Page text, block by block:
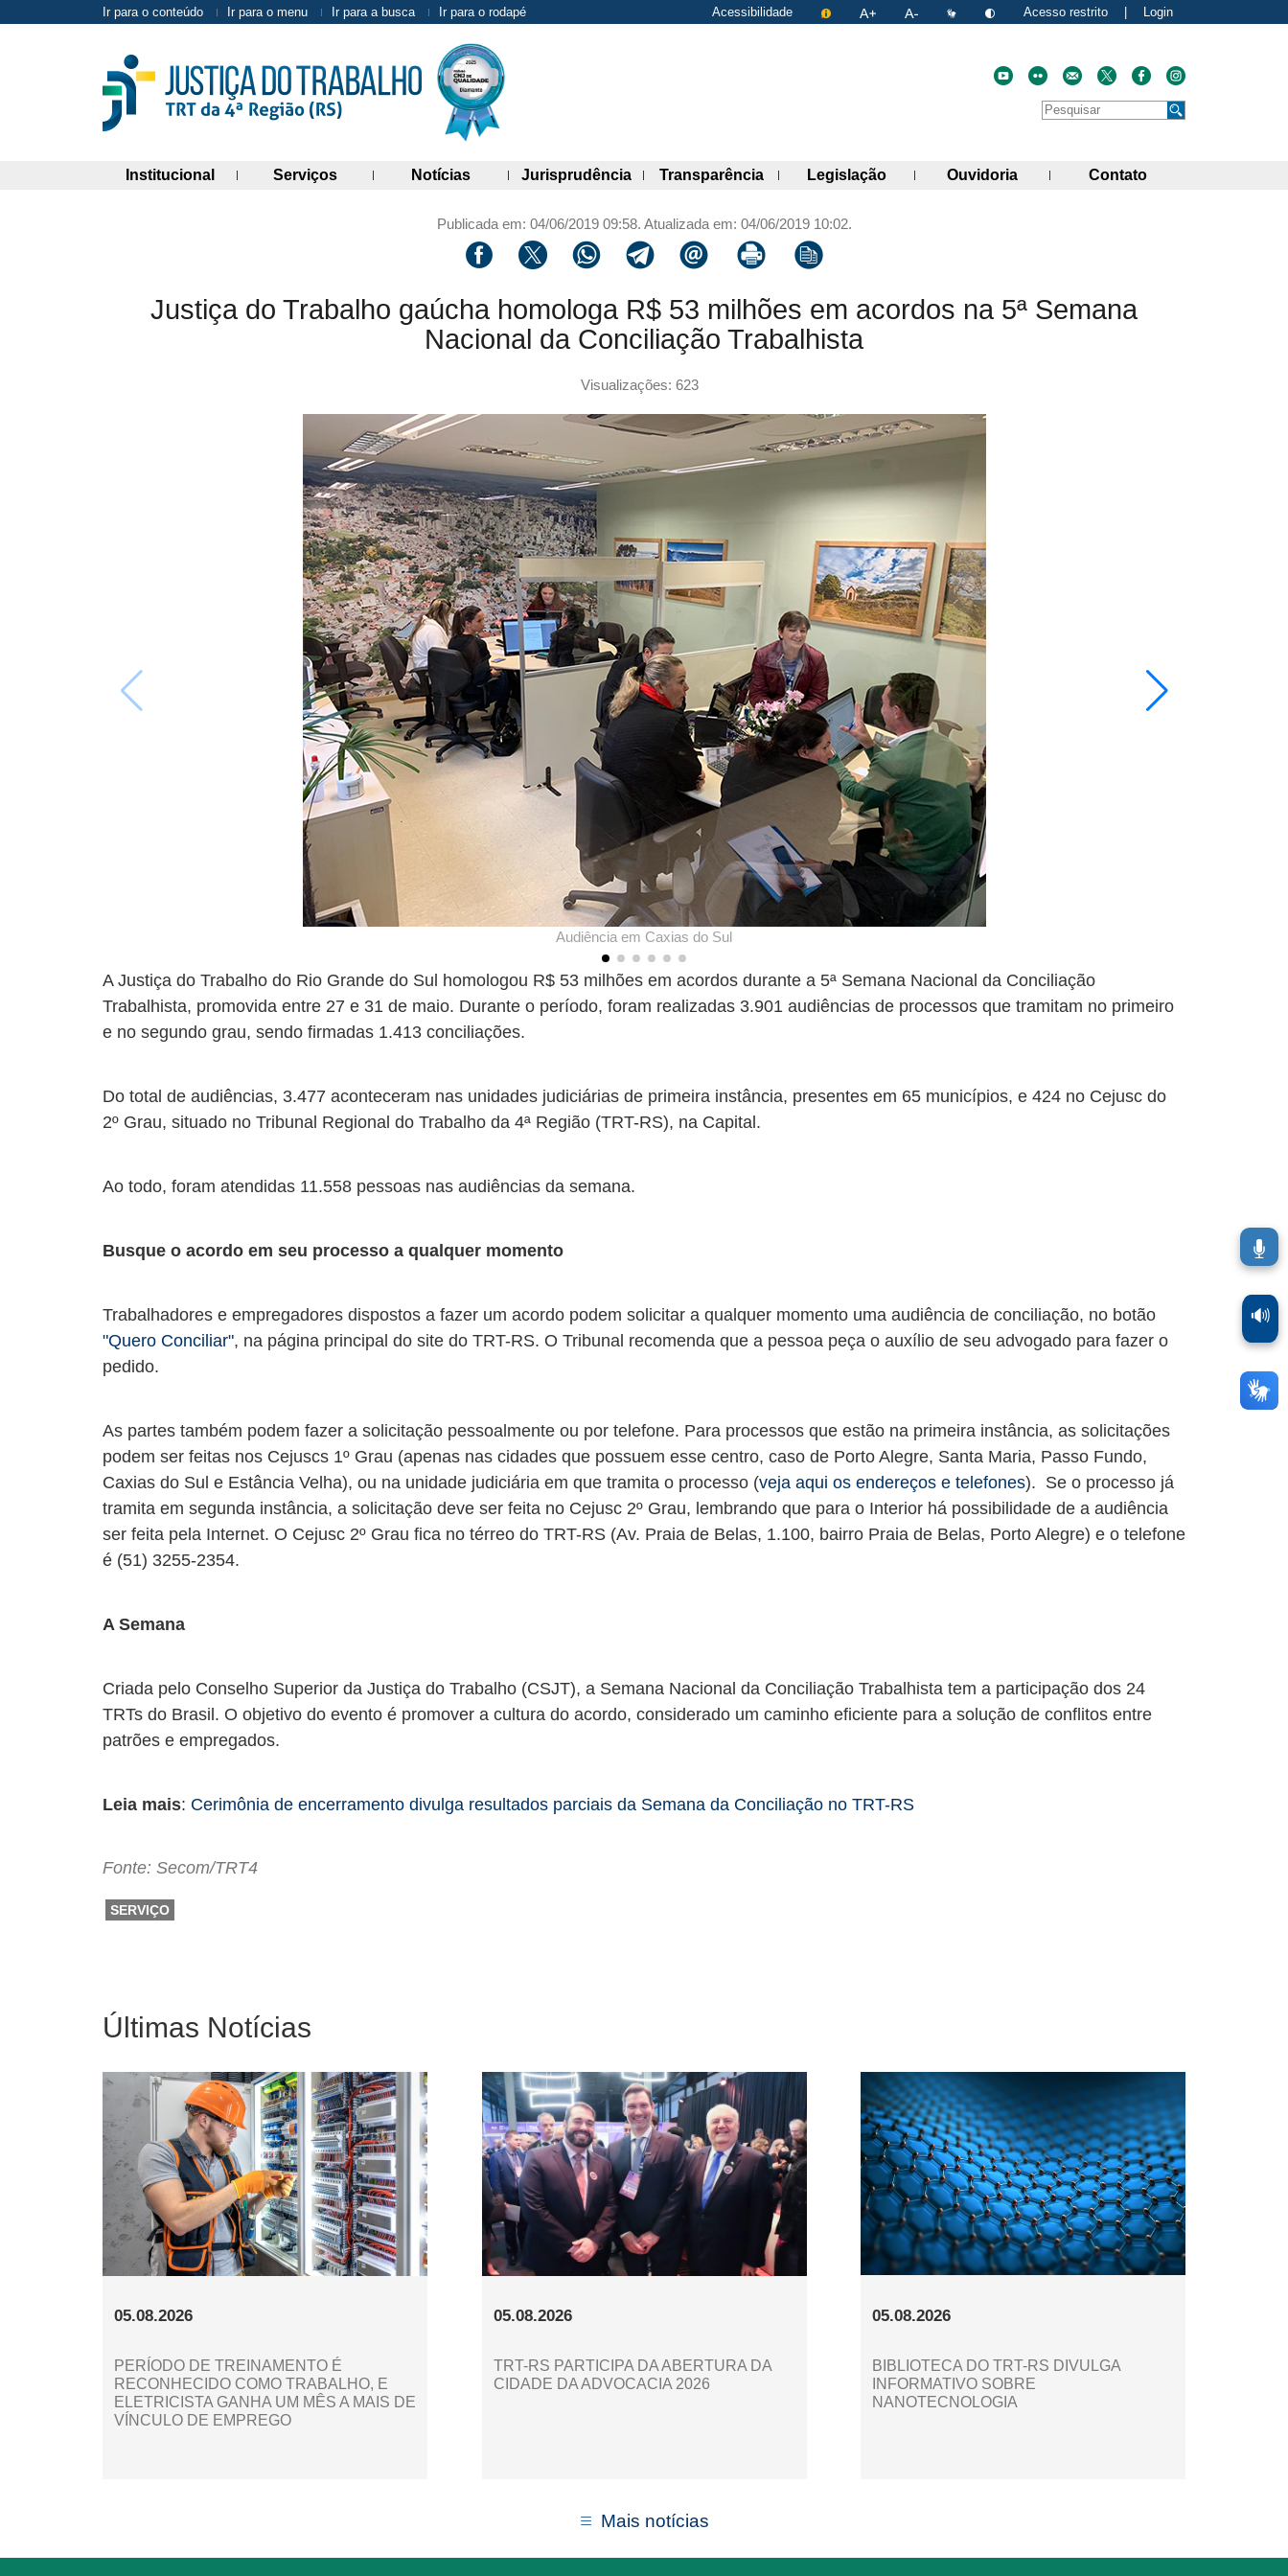
Ir para o conteúdo Ir para o menu Ir para a busca Ir para o rodapé Acessibilidade Acesso restrito Login
Faça uma pesquisa no site
Pesquisar
Institucional(abre painel de links)
Serviços(abre painel de links)
Notícias(abre painel de links)
Jurisprudência(abre painel de links)
Transparência (abre painel de links)
Legislação(abre painel de links)
Ouvidoria (abre painel de links)
Contato(abre painel de
Publicada em: 04/06/2019 09:58. Atualizada em: 04/06/2019 10:02.
Compartilhar via facebook
Compartilhar via twitter
Compartilhar via whatsapp
Compartilhar via telegram
Compartilhar via email
Imprimir a página atual
Copiar link para a área de transferência
Justiça do Trabalho gaúcha homologa R$ 53 milhões em acordos na 5ª Semana
Nacional da Conciliação Trabalhista
Visualizações: 623
Audiência em Caxias do Sul
A Justiça do Trabalho do Rio Grande do Sul homologou R$ 53 milhões em acordos durante a 5ª Semana Nacional da Conciliação
Trabalhista, promovida entre 27 e 31 de maio. Durante o período, foram realizadas 3.901 audiências de processos que tramitam no primeiro
e no segundo grau, sendo firmadas 1.413 conciliações.
Do total de audiências, 3.477 aconteceram nas unidades judiciárias de primeira instância, presentes em 65 municípios, e 424 no Cejusc do
2º Grau, situado no Tribunal Regional do Trabalho da 4ª Região (TRT-RS), na Capital.
Ao todo, foram atendidas 11.558 pessoas nas audiências da semana.
Busque o acordo em seu processo a qualquer momento
Trabalhadores e empregadores dispostos a fazer um acordo podem solicitar a qualquer momento uma audiência de conciliação, no botão
"Quero Conciliar", na página principal do site do TRT-RS. O Tribunal recomenda que a pessoa peça o auxílio de seu advogado para fazer o
pedido.
As partes também podem fazer a solicitação pessoalmente ou por telefone. Para processos que estão na primeira instância, as solicitações
podem ser feitas nos Cejuscs 1º Grau (apenas nas cidades que possuem esse centro, caso de Porto Alegre, Santa Maria, Passo Fundo,
Caxias do Sul e Estância Velha), ou na unidade judiciária em que tramita o processo (veja aqui os endereços e telefones). Se o processo já
tramita em segunda instância, a solicitação deve ser feita no Cejusc 2º Grau, lembrando que para o Interior há possibilidade de a audiência
ser feita pela Internet. O Cejusc 2º Grau fica no térreo do TRT-RS (Av. Praia de Belas, 1.100, bairro Praia de Belas, Porto Alegre) e o telefone
é (51) 3255-2354.
A Semana
Criada pelo Conselho Superior da Justiça do Trabalho (CSJT), a Semana Nacional da Conciliação Trabalhista tem a participação dos 24
TRTs do Brasil. O objetivo do evento é promover a cultura do acordo, considerado um caminho eficiente para a solução de conflitos entre
patrões e empregados.
Leia mais: Cerimônia de encerramento divulga resultados parciais da Semana da Conciliação no TRT-RS
Fonte: Secom/TRT4
SERVIÇO
Últimas Notícias
05.08.2026
PERÍODO DE TREINAMENTO É
RECONHECIDO COMO TRABALHO, E
ELETRICISTA GANHA UM MÊS A MAIS DE
VÍNCULO DE EMPREGO
05.08.2026
TRT-RS PARTICIPA DA ABERTURA DA
CIDADE DA ADVOCACIA 2026
05.08.2026
BIBLIOTECA DO TRT-RS DIVULGA
INFORMATIVO SOBRE
NANOTECNOLOGIA
Mais notícias
🔊